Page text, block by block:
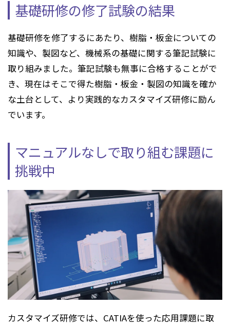
基礎研修の修了試験の結果
基礎研修を修了するにあたり、樹脂・板金についての
知識や、製図など、機械系の基礎に関する筆記試験に
取り組みました。筆記試験も無事に合格することがで
き、現在はそこで得た樹脂・板金・製図の知識を確か
な土台として、より実践的なカスタマイズ研修に励ん
でいます。
マニュアルなしで取り組む課題に
挑戦中
カスタマイズ研修では、CATIAを使った応用課題に取